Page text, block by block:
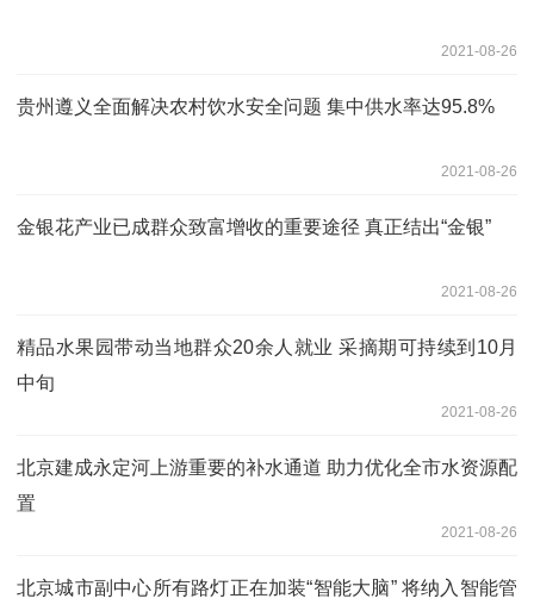
2021-08-26
贵州遵义全面解决农村饮水安全问题 集中供水率达95.8%
2021-08-26
金银花产业已成群众致富增收的重要途径 真正结出“金银”
2021-08-26
精品水果园带动当地群众20余人就业 采摘期可持续到10月
中旬
2021-08-26
北京建成永定河上游重要的补水通道 助力优化全市水资源配
置
2021-08-26
北京城市副中心所有路灯正在加装“智能大脑” 将纳入智能管